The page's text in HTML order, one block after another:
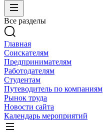
Все разделы
Главная
Соискателям
Предпринимателям
Работодателям
Студентам
Путеводитель по компаниям
Рынок труда
Новости сайта
Календарь мероприятий